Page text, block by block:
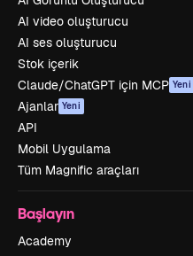
AI video oluşturucu
AI ses oluşturucu
Stok içerik
Claude/ChatGPT için MCP Yeni
Ajanlar Yeni
API
Mobil Uygulama
Tüm Magnific araçları
Başlayın
Academy